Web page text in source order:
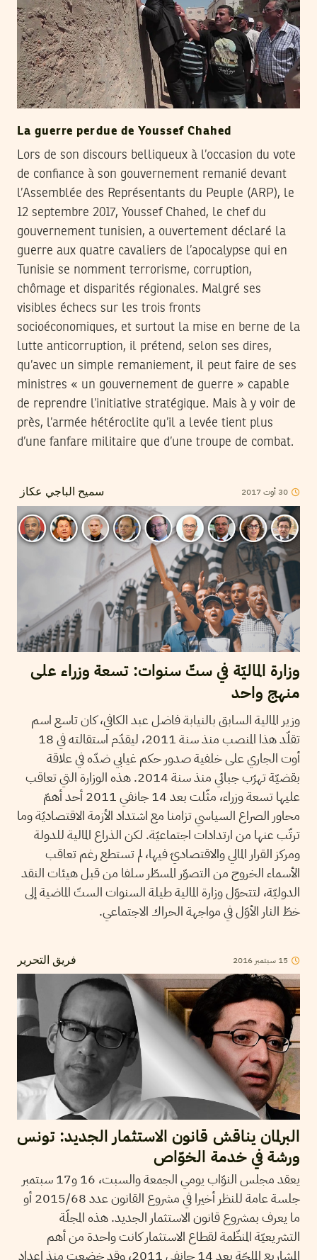
La guerre perdue de Youssef Chahed
Lors de son discours belliqueux à l’occasion du vote
de confiance à son gouvernement remanié devant
l’Assemblée des Représentants du Peuple (ARP), le
12 septembre 2017, Youssef Chahed, le chef du
gouvernement tunisien, a ouvertement déclaré la
guerre aux quatre cavaliers de l’apocalypse qui en
Tunisie se nomment terrorisme, corruption,
chômage et disparités régionales. Malgré ses
visibles échecs sur les trois fronts
socioéconomiques, et surtout la mise en berne de la
lutte anticorruption, il prétend, selon ses dires,
qu’avec un simple remaniement, il peut faire de ses
ministres « un gouvernement de guerre » capable
de reprendre l’initiative stratégique. Mais à y voir de
près, l’armée hétéroclite qu’il a levée tient plus
d’une fanfare militaire que d’une troupe de combat.
سميح الباجي عكاز 30 أوت2017
وزارة الماليّة في ستّ سنوات: تسعة وزراء على
منهج واحد
وزير المالية السابق بالنيابة فاضل عبد الكافي، كان تاسع اسم
تقلّد هذا المنصب منذ سنة 2011، ليقدّم استقالته في 18
أوت الجاري على خلفية صدور حكم غيابي ضدّه في علاقة
بقضيّة تهرّب جبائي منذ سنة 2014. هذه الوزارة التي تعاقب
عليها تسعة وزراء، مثّلت بعد 14 جانفي 2011 أحد أهمّ
محاور الصراع السياسي تزامنا مع اشتداد الأزمة الاقتصاديّة وما
ترتّب عنها من ارتدادات اجتماعيّة. لكن الذراع المالية للدولة
ومركز القرار المالي والاقتصاديّ فيها، لم تستطع رغم تعاقب
الأسماء الخروج من التصوّر المسطّر سلفا من قبل هيئات النقد
الدوليّة، لتتحوّل وزارة المالية طيلة السنوات الستّ الماضية إلى
خطّ النار الأوّل في مواجهة الحراك الاجتماعي.
فريق التحرير 15 سبتمبر 2016
البرلمان يناقش قانون الاستثمار الجديد: تونس
ورشة في خدمة الخوّاص
يعقد مجلس النوّاب يومي الجمعة والسبت، 16 و17 سبتمبر
جلسة عامة للنظر أخيرا في مشروع القانون عدد 2015/68 أو
ما يعرف بمشروع قانون الاستثمار الجديد. هذه المجلّة
التشريعيّة المنظّمة لقطاع الاستثمار كانت واحدة من أهم
المشاريع الملحّة بعد 14 جانفي 2011، وقد خضعت منذ اعداد